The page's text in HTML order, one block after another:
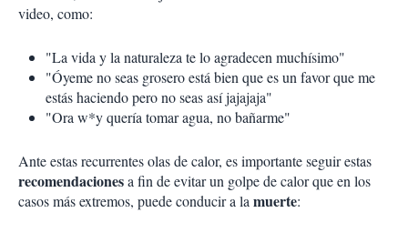
video, como:
"La vida y la naturaleza te lo agradecen muchísimo"
"Óyeme no seas grosero está bien que es un favor que me
estás haciendo pero no seas así jajajaja"
"Ora w*y quería tomar agua, no bañarme"
Ante estas recurrentes olas de calor, es importante seguir estas
recomendacionesa fin de evitar un golpe de calor que en los
casos más extremos, puede conducir a lamuerte: